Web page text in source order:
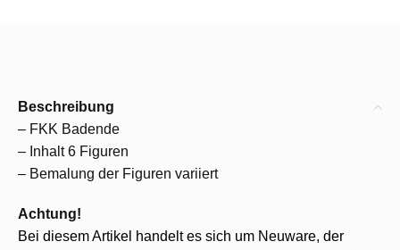
Beschreibung
– FKK Badende
– Inhalt 6 Figuren
– Bemalung der Figuren variiert
Achtung!
Bei diesem Artikel handelt es sich um Neuware, der